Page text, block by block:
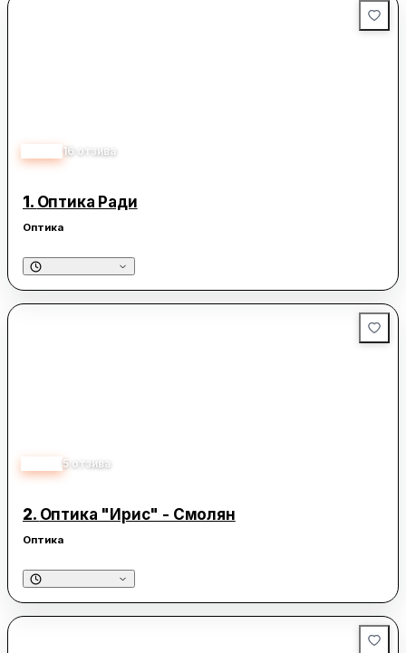
16 отзива
1. Оптика Ради
Оптика
5 отзива
2. Оптика "Ирис" - Смолян
Оптика